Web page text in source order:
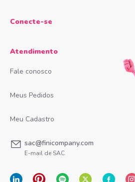
Conecte-se
Atendimento
Fale conosco
Meus Pedidos
Meu Cadastro
sac@finicompany.com
E-mail de SAC